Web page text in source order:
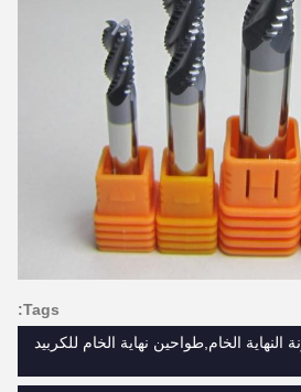
Tags:
الخام,طواحين نهاية الخام للكربيد